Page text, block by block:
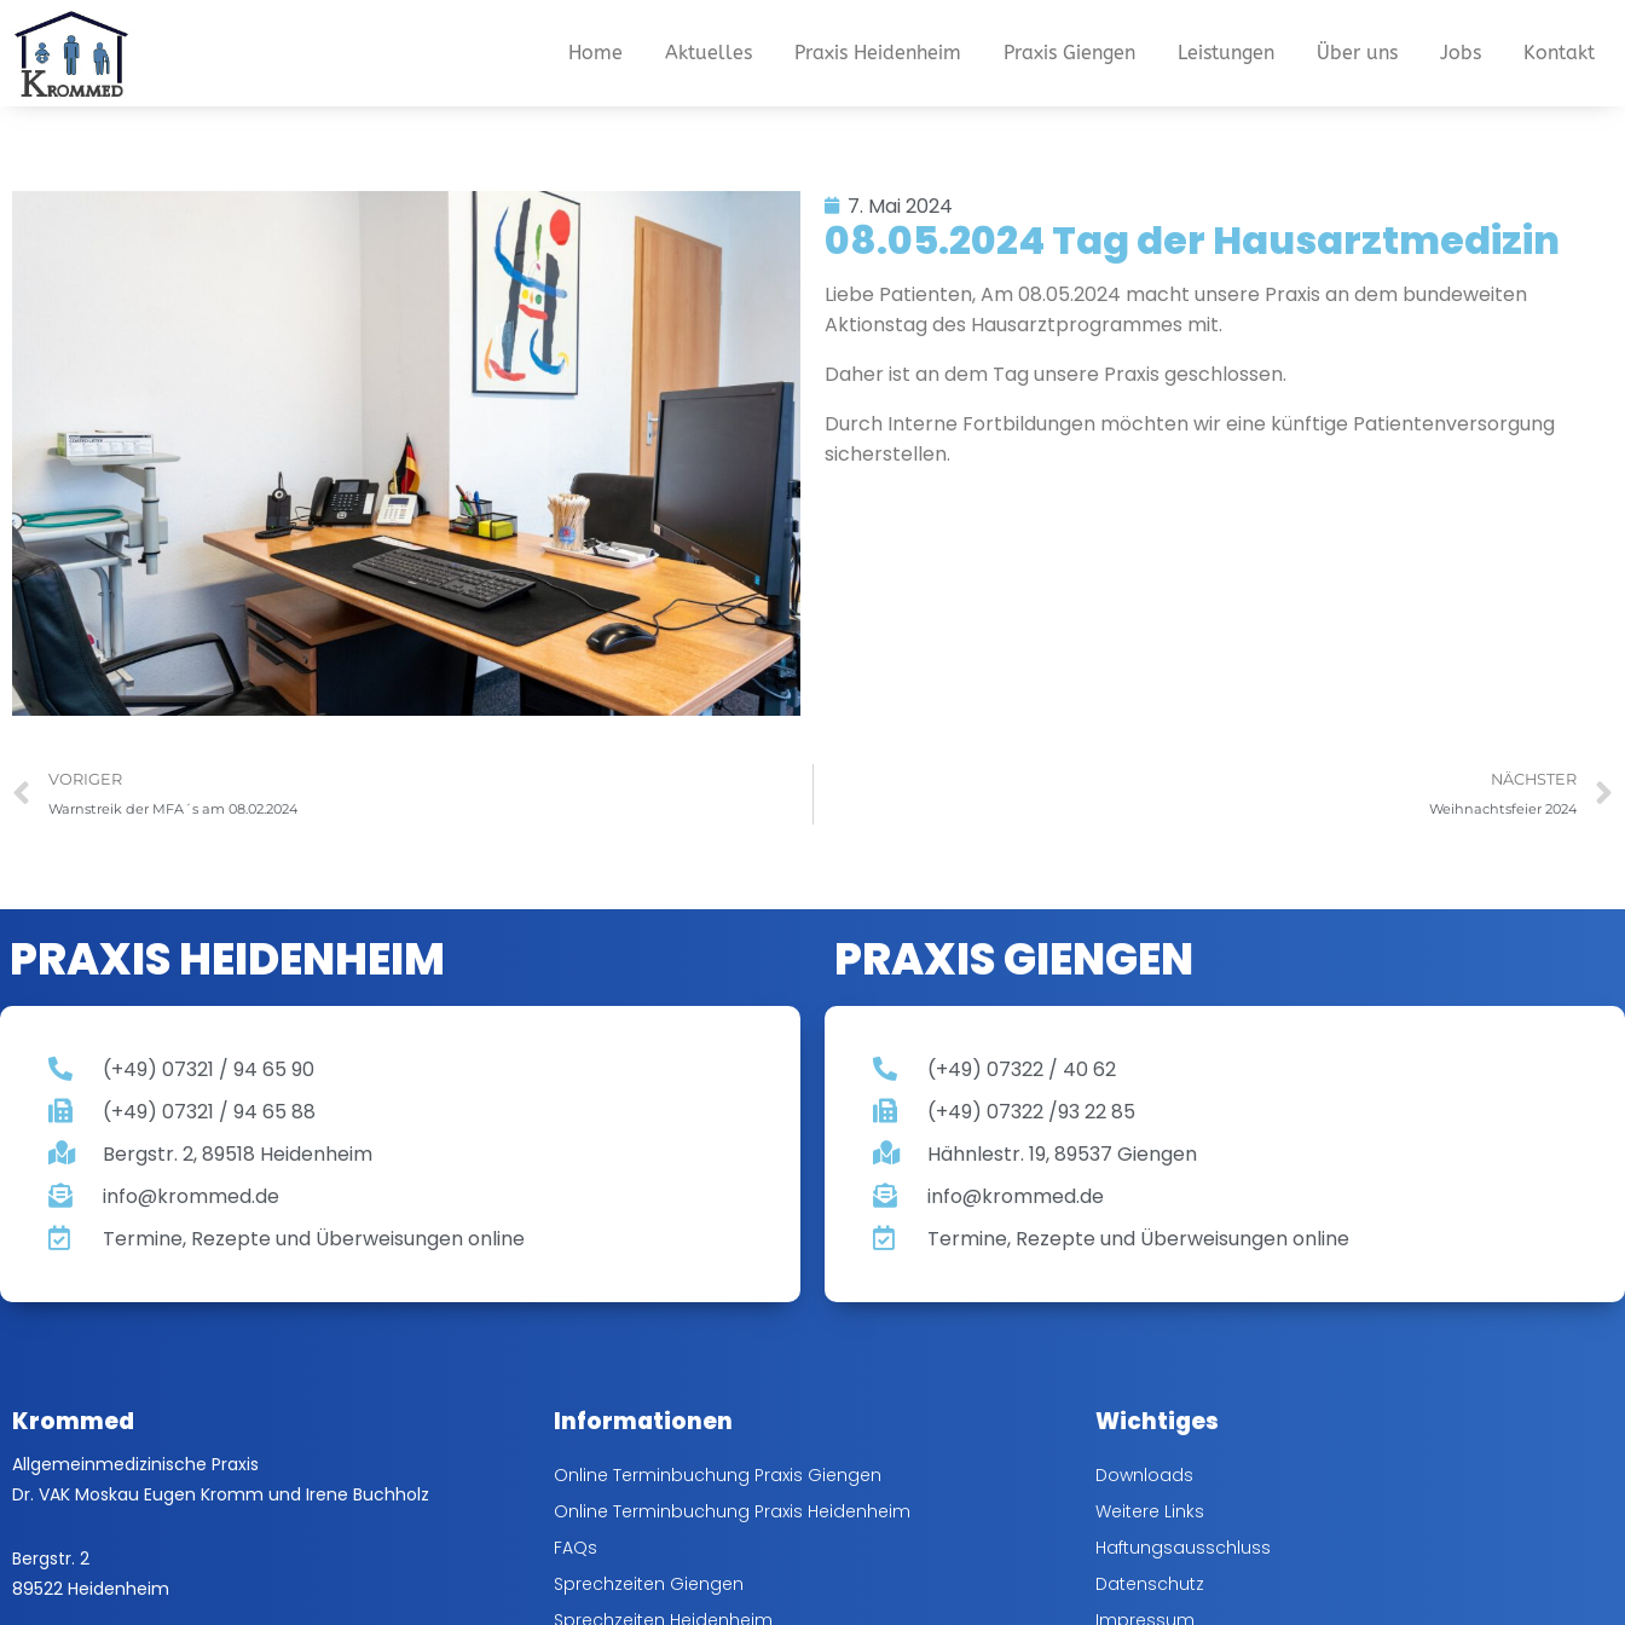
Home Aktuelles Praxis Heidenheim Praxis Giengen Leistungen Über uns Jobs Kontakt
7. Mai 2024
08.05.2024 Tag der Hausarztmedizin
Liebe Patienten, Am 08.05.2024 macht unsere Praxis an dem bundeweiten
Aktionstag des Hausarztprogrammes mit.
Daher ist an dem Tag unsere Praxis geschlossen.
Durch Interne Fortbildungen möchten wir eine künftige Patientenversorgung
sicherstellen.
VORIGER
Warnstreik der MFA´s am 08.02.2024
NÄCHSTER
Weihnachtsfeier 2024
PRAXIS HEIDENHEIM
(+49) 07321 / 94 65 90
(+49) 07321 / 94 65 88
Bergstr. 2, 89518 Heidenheim
info@krommed.de
Termine, Rezepte und Überweisungen online
PRAXIS GIENGEN
(+49) 07322 / 40 62
(+49) 07322 /93 22 85
Hähnlestr. 19, 89537 Giengen
info@krommed.de
Termine, Rezepte und Überweisungen online
Krommed
Allgemeinmedizinische Praxis
Dr. VAK Moskau Eugen Kromm und Irene Buchholz
Bergstr. 2
89522 Heidenheim
Informationen
Online Terminbuchung Praxis Giengen
Online Terminbuchung Praxis Heidenheim
FAQs
Sprechzeiten Giengen
Sprechzeiten Heidenheim
Wichtiges
Downloads
Weitere Links
Haftungsausschluss
Datenschutz
Impressum